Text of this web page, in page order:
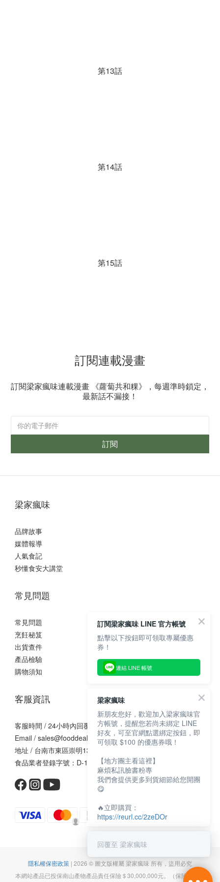
第13話
第14話
第15話
訂閱連載漫畫
訂閱梁家瘋味連載漫畫 《蘿蔔共和粿》，每週準時鎖定，
最新話不漏接！
訂閱
梁家瘋味
品牌故事
媒體報導
人氣食記
秒懂食安大講堂
常見問題
常見問題
烹飪秘笈
出貨查件
產品檢驗
購物須知
客服資訊
客服時間 / 24小時內回覆
Email / sales@fooddealer.com.tw
地址 / 台南市東區崇明13街10巷62號1樓
食品業者登錄字號：D-140881917-00000-9
隱私權保密政策 | 2026 © 圖文版權屬 梁家瘋味 所有，盜用必究
本網站產品已投保南山產物產品責任保險＄30,000,000元。（保險證號：
訂閱梁家瘋味 LINE 官方帳號
點擊以下按鈕即可領取專屬優惠
券！
連結 LINE 帳號
梁家瘋味
新朋友您好，歡迎加入梁家瘋味官
方帳號，提醒您若尚未綁定 LINE
好友，可至官網點選綁定按鈕，即
可領取 $100 的優惠券哦！
【地方團主看這裡】
麻煩私訊臉書粉專
我們會提供更多到貨細節給您開團
😋
🔥立即購買：
https://reurl.cc/2zeDOr
回覆至 梁家瘋味